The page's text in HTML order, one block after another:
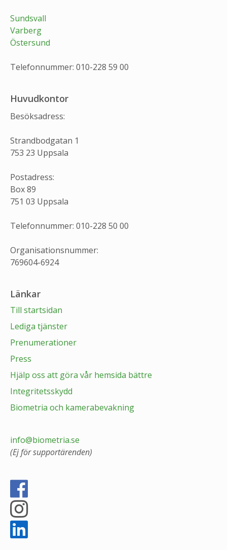
Sundsvall
Varberg
Östersund
Telefonnummer: 010-228 59 00
Huvudkontor
Besöksadress:
Strandbodgatan 1
753 23 Uppsala
Postadress:
Box 89
751 03 Uppsala
Telefonnummer: 010-228 50 00
Organisationsnummer:
769604-6924
Länkar
Till startsidan
Lediga tjänster
Prenumerationer
Press
Hjälp oss att göra vår hemsida bättre
Integritetsskydd
Biometria och kamerabevakning
info@biometria.se
(Ej för supportärenden)